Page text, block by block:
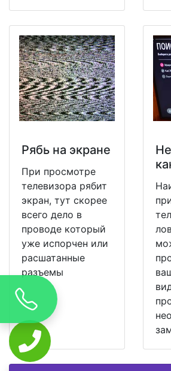
Рябь на экране
При просмотре
телевизора рябит
экран, тут скорее
всего дело в
проводе который
уже испорчен или
расшатанные
разъемы